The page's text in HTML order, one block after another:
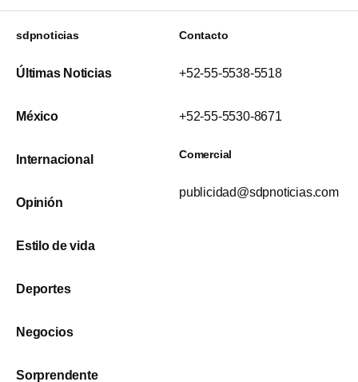
sdpnoticias
Últimas Noticias
México
Internacional
Opinión
Estilo de vida
Deportes
Negocios
Sorprendente
Contacto
+52-55-5538-5518
+52-55-5530-8671
Comercial
publicidad@sdpnoticias.com